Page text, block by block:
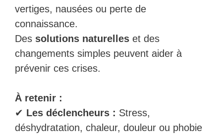
vertiges, nausées ou perte de
connaissance.
Des solutions naturelles et des
changements simples peuvent aider à
prévenir ces crises.
À retenir :
✔ Les déclencheurs : Stress,
déshydratation, chaleur, douleur ou phobie